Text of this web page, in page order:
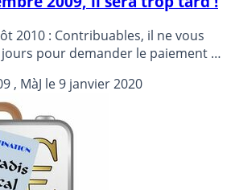
2010 : Contribuables, il ne vous
pour demander le paiement de
, MàJ le9 janvier 2020